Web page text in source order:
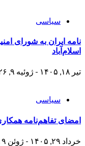
سیاسی
نامه ایران به شورای
اسلام‌آباد
تیر ۱۸, ۱۴۰۵ - ژوئیه ۹, ۲۰۲۶
سیاسی
امضای تفاهم‌نامه
خرداد ۲۹, ۱۴۰۵ - ژوئن ۱۹, ۲۰۲۶